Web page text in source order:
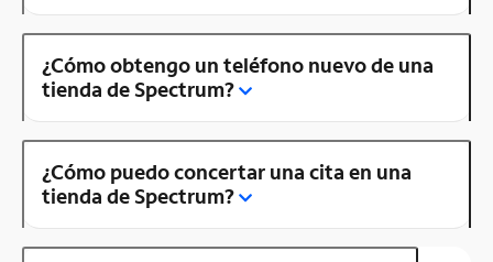
¿Cómo obtengo un teléfono nuevo de una
tienda de Spectrum?
¿Cómo puedo concertar una cita en una
tienda de Spectrum?